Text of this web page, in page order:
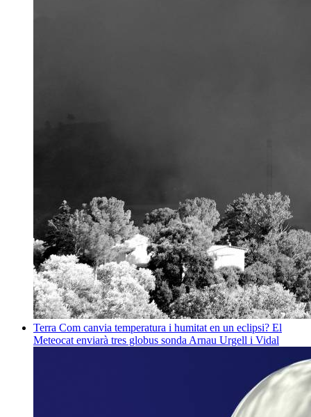
Terra Com canvia temperatura i humitat en un eclipsi? El
Meteocat enviarà tres globus sonda Arnau Urgell i Vidal